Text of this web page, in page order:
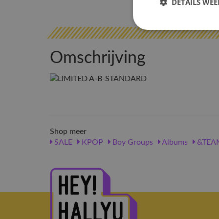
Omschrijving
Shop meer
SALE
KPOP Boy Groups Albums
DETAILS